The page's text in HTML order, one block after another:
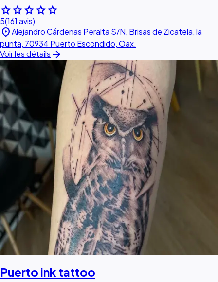
starstarstarstarstar
5(161 avis)
location_onAlejandro Cárdenas Peralta S/N, Brisas de Zicatela, la
punta, 70934 Puerto Escondido, Oax.
Voir les détails arrow_forward
Puerto ink tattoo